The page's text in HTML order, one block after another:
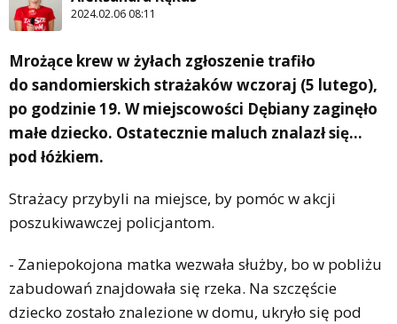
2024.02.06 08:11
Mrożące krew w żyłach zgłoszenie trafiło
do sandomierskich strażaków wczoraj (5 lutego),
po godzinie 19. W miejscowości Dębiany zaginęło
małe dziecko. Ostatecznie maluch znalazł się…
pod łóżkiem.
Strażacy przybyli na miejsce, by pomóc w akcji
poszukiwawczej policjantom.
- Zaniepokojona matka wezwała służby, bo w pobliżu
zabudowań znajdowała się rzeka. Na szczęście
dziecko zostało znalezione w domu, ukryło się pod